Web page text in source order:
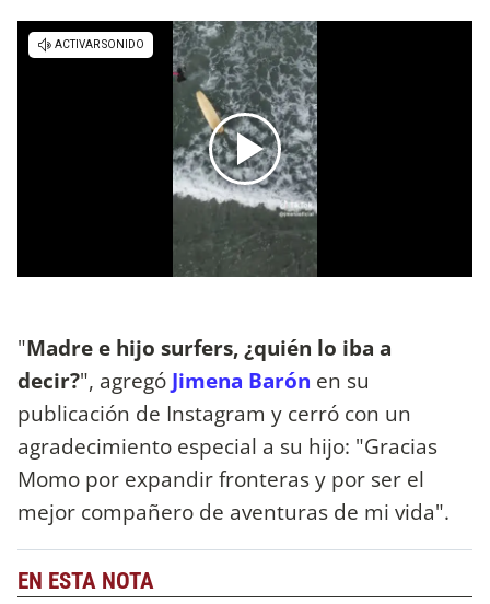
"Madre e hijo surfers, ¿quién lo iba a
decir?", agregó Jimena Barón en su
publicación de Instagram y cerró con un
agradecimiento especial a su hijo: "Gracias
Momo por expandir fronteras y por ser el
mejor compañero de aventuras de mi vida".
EN ESTA NOTA